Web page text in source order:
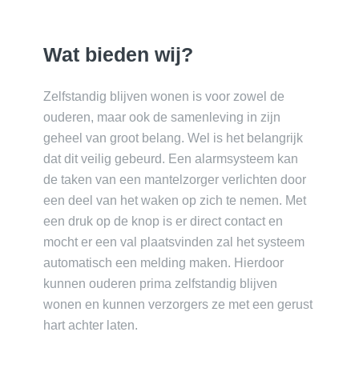
Wat bieden wij?
Zelfstandig blijven wonen is voor zowel de
ouderen, maar ook de samenleving in zijn
geheel van groot belang. Wel is het belangrijk
dat dit veilig gebeurd. Een alarmsysteem kan
de taken van een mantelzorger verlichten door
een deel van het waken op zich te nemen. Met
een druk op de knop is er direct contact en
mocht er een val plaatsvinden zal het systeem
automatisch een melding maken. Hierdoor
kunnen ouderen prima zelfstandig blijven
wonen en kunnen verzorgers ze met een gerust
hart achter laten.